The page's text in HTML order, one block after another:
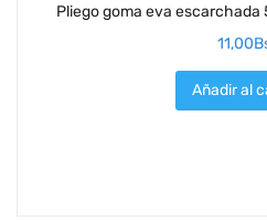
Pliego goma eva escarchada
11,00
Añadir al